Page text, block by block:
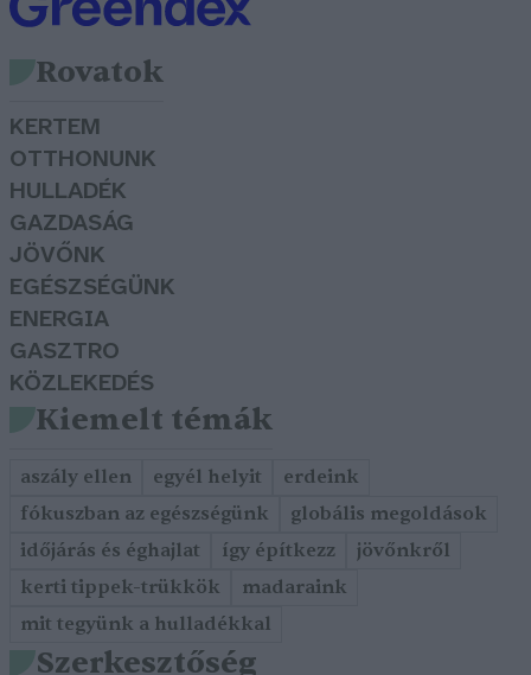
Rovatok
KERTEM
OTTHONUNK
HULLADÉK
GAZDASÁG
JÖVŐNK
EGÉSZSÉGÜNK
ENERGIA
GASZTRO
KÖZLEKEDÉS
Kiemelt témák
aszály ellen egyél helyit
erdeink
fókuszban az egészségünk
globális megoldások
időjárás és éghajlat
így építkezz
jövőnkről
kerti tippek-trükkök
madaraink
mit tegyünk a hulladékkal
Szerkesztőség